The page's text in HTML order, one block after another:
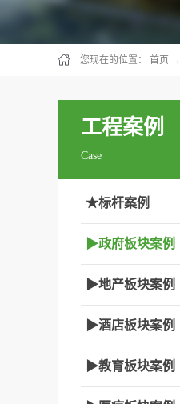
您现在的位置： 首页 →
工程案例
Case
★标杆案例
▶政府板块案例
▶地产板块案例
▶酒店板块案例
▶教育板块案例